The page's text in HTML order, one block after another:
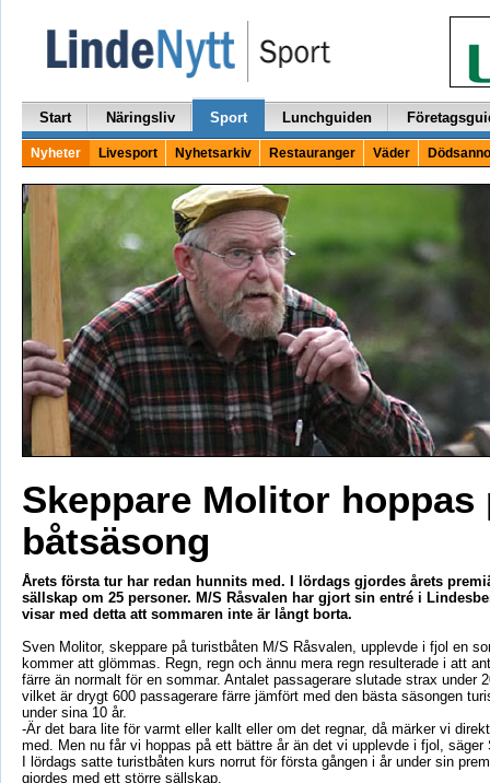
Start Näringsliv Sport Lunchguiden
Nyheter Livesport Nyhetsarkiv Restauranger Väder
Skeppare Molitor hoppas
båtsäsong
Årets första tur har redan hunnits med. I lördags gjordes årets
sällskap om 25 personer. M/S Råsvalen har gjort sin entré i
visar med detta att sommaren inte är långt borta.
Sven Molitor, skeppare på turistbåten M/S Råsvalen, upplevde i fjol en
kommer att glömmas. Regn, regn och ännu mera regn resulterade i att
färre än normalt för en sommar. Antalet passagerare slutade strax under
vilket är drygt 600 passagerare färre jämfört med den bästa säsongen
under sina 10 år.
-Är det bara lite för varmt eller kallt eller om det regnar, då märker vi
med. Men nu får vi hoppas på ett bättre år än det vi upplevde i fjol, säger
I lördags satte turistbåten kurs norrut för första gången i år under sin
gjordes med ett större sällskap.